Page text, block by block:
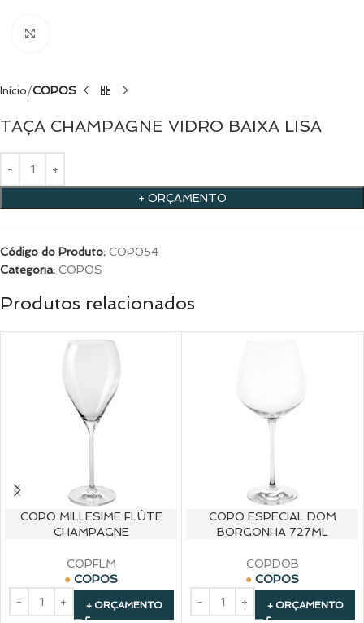
Início COPOS
TAÇA CHAMPAGNE VIDRO BAIXA LISA
+ ORÇAMENTO
Código do Produto: COP054
Categoria: COPOS
Produtos relacionados
COPO MILLESIME FLÛTE
CHAMPAGNE
COPFLM
COPOS
+ ORÇAMENTO
COPO ESPECIAL DOM
BORGONHA 727ML
COPDOB
COPOS
+ ORÇAMENTO